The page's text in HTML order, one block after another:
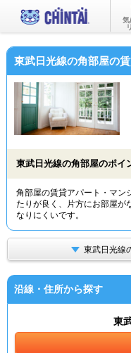
気
東武日光線の角部屋の
東武日光線の角部屋のポイ
角部屋の賃貸アパート・マン
たりが良く、片方にお部屋が
なりにくいです。
東武日光線
沿線・住所から探す
東